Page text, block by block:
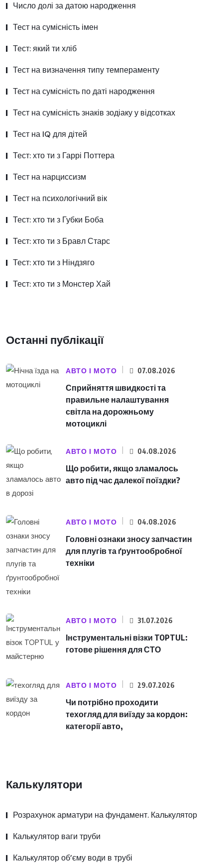
Число долі за датою народження
Тест на сумісність імен
Тест: який ти хліб
Тест на визначення типу темпераменту
Тест на сумісність по даті народження
Тест на сумісність знаків зодіаку у відсотках
Тест на IQ для дітей
Тест: хто ти з Гаррі Поттера
Тест на нарциссизм
Тест на психологічний вік
Тест: хто ти з Губки Боба
Тест: хто ти з Бравл Старс
Тест: хто ти з Ніндзяго
Тест: хто ти з Монстер Хай
Останні публікації
АВТО І МОТО 07.08.2026
Сприйняття швидкості та
правильне налаштування
світла на дорожньому
мотоциклі
АВТО І МОТО 04.08.2026
Що робити, якщо зламалось
авто під час далекої поїздки?
АВТО І МОТО 04.08.2026
Головні ознаки зносу запчастин
для плугів та ґрунтообробної
техніки
АВТО І МОТО 31.07.2026
Інструментальні візки TOPTUL:
готове рішення для СТО
АВТО І МОТО 29.07.2026
Чи потрібно проходити
техогляд для виїзду за кордон:
категорії авто,
Калькулятори
Розрахунок арматури на фундамент. Калькулятор
Калькулятор ваги труби
Калькулятор об’єму води в трубі